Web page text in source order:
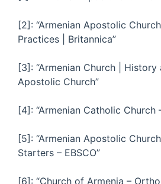
[2]: “Armenian Apostolic
Practices | Britannica”
[3]: “Armenian Church |
Apostolic Church”
[4]: “Armenian Catholic Church
[5]: “Armenian Apostolic
Starters – EBSCO”
[6]: “Church of Armenia –